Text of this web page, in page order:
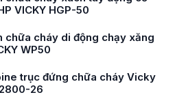
VICKY HGP-50
chữa cháy di động chạy xăng
WP50
trục đứng chữa cháy Vicky
26